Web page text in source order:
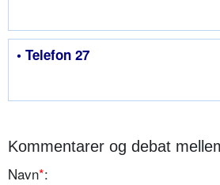
• Telefon 27
Kommentarer og debat
Navn*: